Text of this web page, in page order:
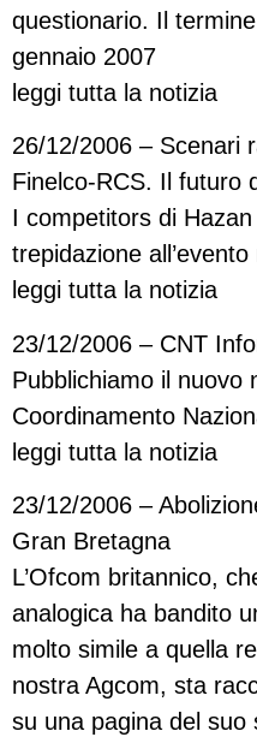
questionario. Il
gennaio 2007
leggi tutta la notizia
26/12/2006 – Scenari
Finelco-RCS. Il futuro
I competitors di
trepidazione
leggi tutta la notizia
23/12/2006 – CNT
Pubblichiamo il nuovo
Coordinamento
leggi tutta la notizia
23/12/2006 –
Gran Bretagna
L’Ofcom britannico,
analogica ha bandito
molto simile a quella
nostra Agcom, sta
su una pagina del suo